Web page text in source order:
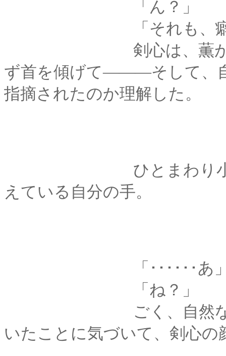
「ん？」
「それも、癖
剣心は、薫が何のこ
ず首を傾げて―――そして、
指摘されたのか理解した。
ひとまわり小さな彼
えている自分の手。
「･･････あ
「ね？」
ごく、自然な流れで
いたことに気づいて、剣心